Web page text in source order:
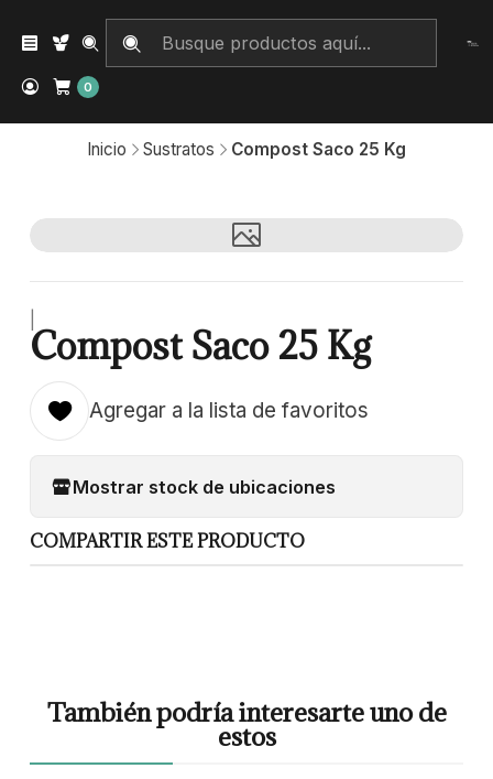
0
Inicio Sustratos Compost Saco 25 Kg
Compost Saco 25 Kg
Agregar a la lista de favoritos
Mostrar stock de ubicaciones
COMPARTIR ESTE PRODUCTO
También podría interesarte uno de
estos